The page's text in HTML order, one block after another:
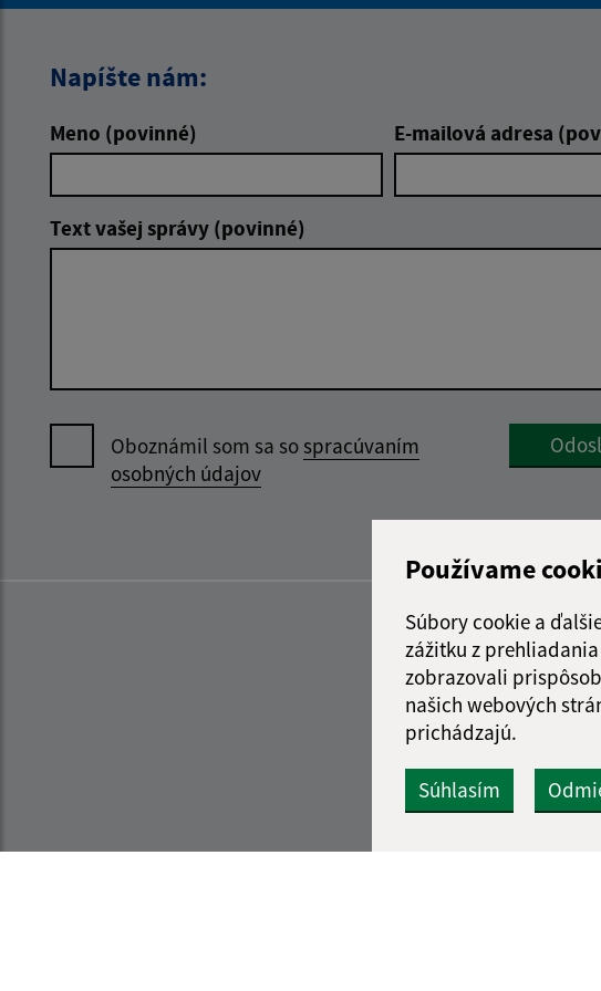
Používame
Súbory cookie a
zážitku z
zobrazovali
našich webových
prichádzajú.
Súhlasím
Napíšte nám:
Meno (povinné) E-mailová adresa
Text vašej správy (povinné)
Oboznámil som sa sospracúvaním
osobných údajov
Google